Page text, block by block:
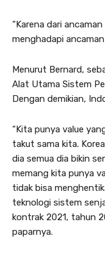
“Karena dari
menghadapi
Menurut Bernard,
Alat Utama Sistem
Dengan demikian,
“Kita punya value
takut sama kita.
dia semua dia bikin
memang kita punya
tidak bisa
teknologi sistem
kontrak 2021, tahun
paparnya.